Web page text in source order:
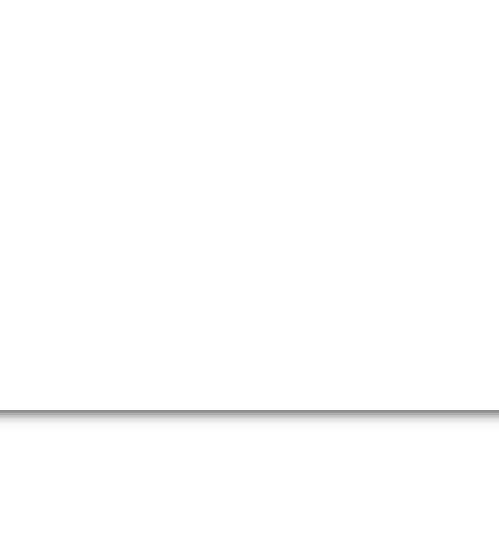
111 partnerských univerzít v 41 štátoch sveta (51% Európa, 22%
so zahraničnými univerzitami zapojenými do programu
bilaterálnych dohôd s univerzitami v 38 krajinách Európy a sveta.
CEEPUS, Fulbright Commission, DAAD a združeniach pre dvojité
Universities) a CIDD (Consortium of International Double
najväčším podielom zahraničných študentov a zamestnancov na
TOP 500 európskych vysokoškolských inštitúcií, ktoré vyslali a
EU v Bratislave bola taktiež zaradená do Erasmus Success
a získala ocenenie
(SAAIC).